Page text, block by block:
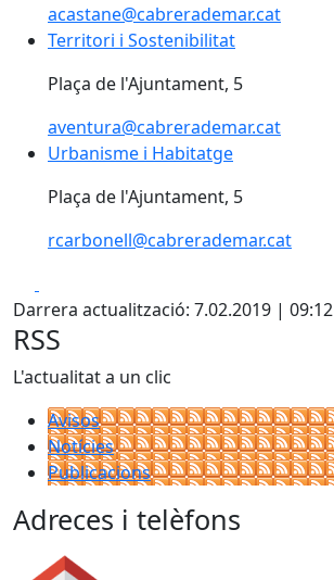
acastane@cabrerademar.cat
Territori i Sostenibilitat
Territori i Sostenibilitat
Plaça de l'Ajuntament, 5
aventura@cabrerademar.cat
Urbanisme i Habitatge
Urbanisme i Habitatge
Plaça de l'Ajuntament, 5
rcarbonell@cabrerademar.cat
Darrera actualització: 7.02.2019 | 09:12
RSS
L'actualitat a un clic
Avisos
Notícies
Publicacions
Adreces i telèfons